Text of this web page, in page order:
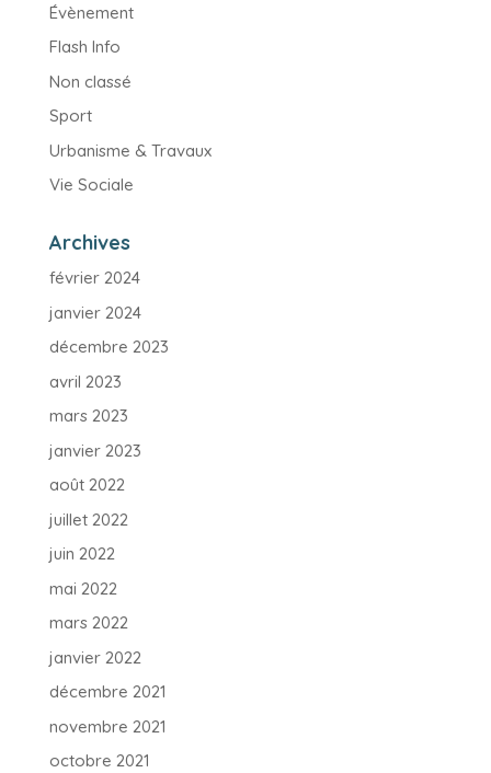
Évènement
Flash Info
Non classé
Sport
Urbanisme & Travaux
Vie Sociale
Archives
février 2024
janvier 2024
décembre 2023
avril 2023
mars 2023
janvier 2023
août 2022
juillet 2022
juin 2022
mai 2022
mars 2022
janvier 2022
décembre 2021
novembre 2021
octobre 2021